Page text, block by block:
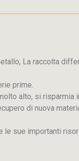
La raccolta
prime.
alto, si risparmia
di nuova
sue importanti